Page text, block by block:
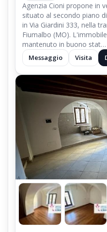
Agenzia Cioni propone in
situato al secondo piano
in Via Giardini 333, nella
Fiumalbo (MO).
mantenuto in buono stat…
Messaggio Visita